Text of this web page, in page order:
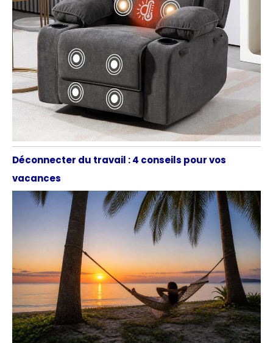
Déconnecter du travail : 4 conseils pour vos
vacances